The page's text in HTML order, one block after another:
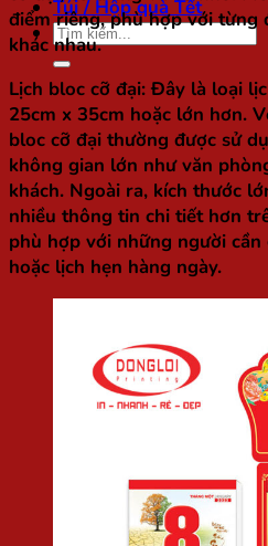
Túi / Hộp quà Tết
Tìm
kiếm:
điểm riêng, phù hợp với từng
khác nhau.
Lịch bloc cỡ đại: Đây là loại
25cm x 35cm hoặc lớn hơn.
bloc cỡ đại thường được sử
không gian lớn như văn
khách. Ngoài ra, kích thước
nhiều thông tin chi tiết hơn
phù hợp với những người
hoặc lịch hẹn hàng ngày.